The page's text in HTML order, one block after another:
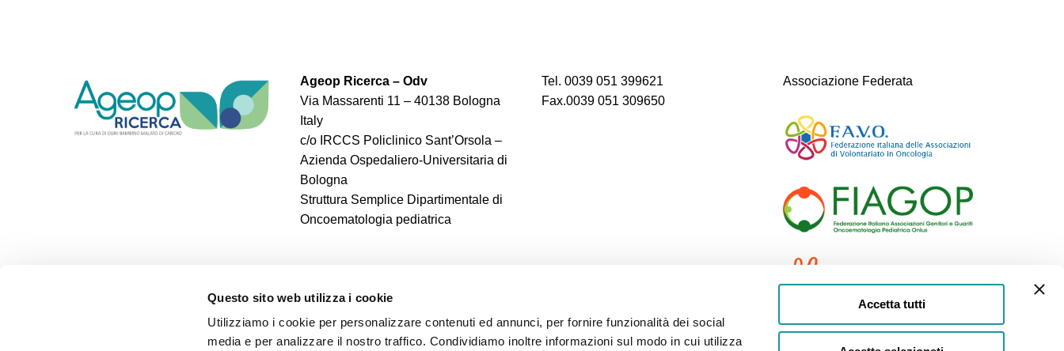
Questo sito web utilizza i cookie
Utilizziamo i cookie per personalizzare contenuti ed annunci, per fornire funzionalità dei social
media e per analizzare il nostro traffico. Condividiamo inoltre informazioni sul modo in cui utilizza
Accetta tutti
Ageop Ricerca – Odv
Via Massarenti 11 – 40138 Bologna
Italy
c/o IRCCS Policlinico Sant’Orsola –
Azienda Ospedaliero-Universitaria di
Bologna
Struttura Semplice Dipartimentale di
Oncoematologia pediatrica
Tel. 0039 051 399621
Fax.0039 051 309650
Associazione Federata